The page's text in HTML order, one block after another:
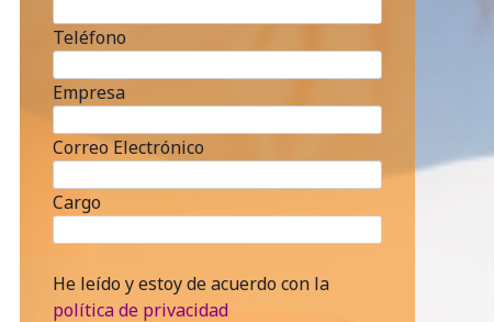
Teléfono
Empresa
Correo Electrónico
Cargo
He leído y estoy de acuerdo con la
política de privacidad